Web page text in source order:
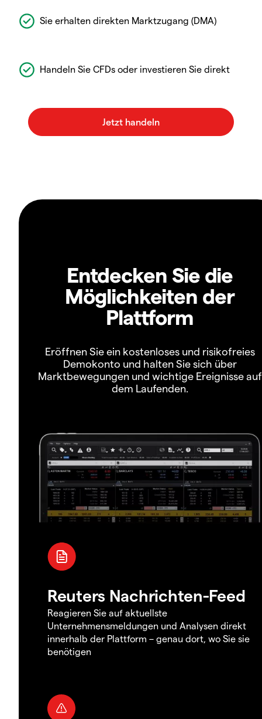
Sie erhalten direkten Marktzugang (DMA)
Handeln Sie CFDs oder investieren Sie direkt
Entdecken Sie die
Möglichkeiten der
Plattform
Eröffnen Sie ein kostenloses und risikofreies
Demokonto und halten Sie sich über
Marktbewegungen und wichtige Ereignisse auf
dem Laufenden.
Reuters Nachrichten-Feed
Reagieren Sie auf aktuellste
Unternehmensmeldungen und Analysen direkt
innerhalb der Plattform – genau dort, wo Sie sie
benötigen